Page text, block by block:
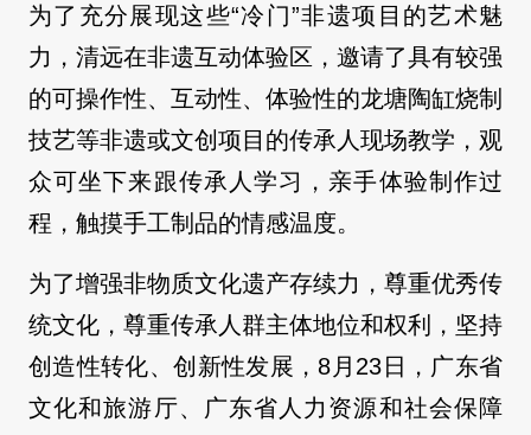
为了充分展现这些“冷门”非遗项目的艺术魅
力，清远在非遗互动体验区，邀请了具有较强
的可操作性、互动性、体验性的龙塘陶缸烧制
技艺等非遗或文创项目的传承人现场教学，观
众可坐下来跟传承人学习，亲手体验制作过
程，触摸手工制品的情感温度。
为了增强非物质文化遗产存续力，尊重优秀传
统文化，尊重传承人群主体地位和权利，坚持
创造性转化、创新性发展，8月23日，广东省
文化和旅游厅、广东省人力资源和社会保障